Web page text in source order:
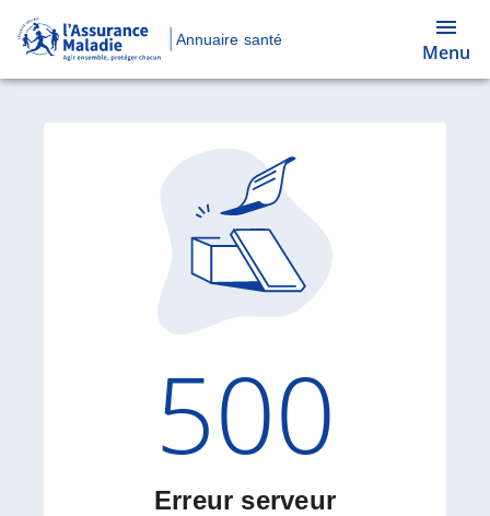
Annuaire santé
Menu
Code
500
Erreur serveur